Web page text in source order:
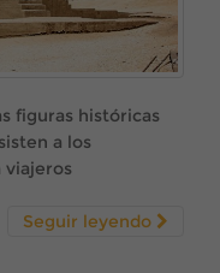
figuras históricas
a los
viajeros
Seguir leyendo